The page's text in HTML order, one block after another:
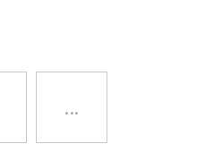
...